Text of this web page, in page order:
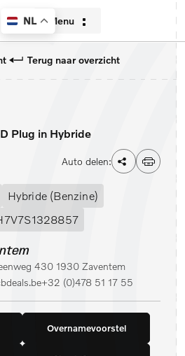
NL Menu
Home
Aanbod
Diensten
Over ons
Verkocht
Terug naar overzicht
Plug in Hybride
Auto delen:
Hybride (Benzine)
430 1930 Zaventem
+32 (0)478 51 17 55
Overnamevoorstel